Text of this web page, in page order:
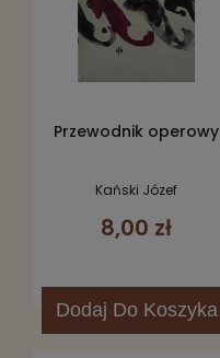
Przewodnik operowy
Kański Józef
8,00 zł
Dodaj Do Koszyka